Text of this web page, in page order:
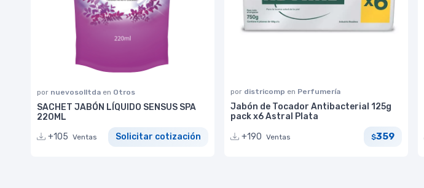
por nuevosolltda en Otros
SACHET JABÓN LÍQUIDO SENSUS SPA
220ML
+105 Ventas Solicitar cotización
por districomp en Perfumería
Jabón de Tocador Antibacterial 125g
pack x6 Astral Plata
+190 Ventas $359